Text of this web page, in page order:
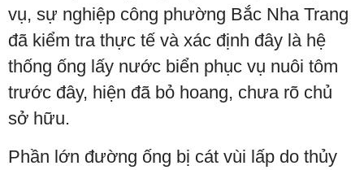
vụ, sự nghiệp công phường Bắc Nha Trang
đã kiểm tra thực tế và xác định đây là hệ
thống ống lấy nước biển phục vụ nuôi tôm
trước đây, hiện đã bỏ hoang, chưa rõ chủ
sở hữu.
Phần lớn đường ống bị cát vùi lấp do thủy